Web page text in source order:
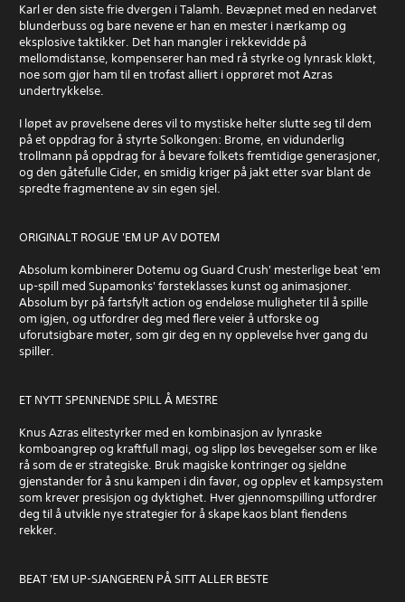
Karl er den siste frie dvergen i Talamh. Bevæpnet med en nedarvet
blunderbuss og bare nevene er han en mester i nærkamp og
eksplosive taktikker. Det han mangler i rekkevidde på
mellomdistanse, kompenserer han med rå styrke og lynrask kløkt,
noe som gjør ham til en trofast alliert i opprøret mot Azras
undertrykkelse.
I løpet av prøvelsene deres vil to mystiske helter slutte seg til dem
på et oppdrag for å styrte Solkongen: Brome, en vidunderlig
trollmann på oppdrag for å bevare folkets fremtidige generasjoner,
og den gåtefulle Cider, en smidig kriger på jakt etter svar blant de
spredte fragmentene av sin egen sjel.
ORIGINALT ROGUE 'EM UP AV DOTEM
Absolum kombinerer Dotemu og Guard Crush' mesterlige beat 'em
up-spill med Supamonks' førsteklasses kunst og animasjoner.
Absolum byr på fartsfylt action og endeløse muligheter til å spille
om igjen, og utfordrer deg med flere veier å utforske og
uforutsigbare møter, som gir deg en ny opplevelse hver gang du
spiller.
ET NYTT SPENNENDE SPILL Å MESTRE
Knus Azras elitestyrker med en kombinasjon av lynraske
komboangrep og kraftfull magi, og slipp løs bevegelser som er like
rå som de er strategiske. Bruk magiske kontringer og sjeldne
gjenstander for å snu kampen i din favør, og opplev et kampsystem
som krever presisjon og dyktighet. Hver gjennomspilling utfordrer
deg til å utvikle nye strategier for å skape kaos blant fiendens
rekker.
BEAT 'EM UP-SJANGEREN PÅ SITT ALLER BESTE